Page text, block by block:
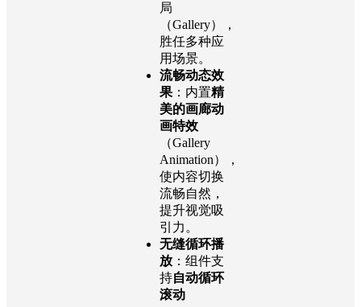
局
（Gallery），
胜任多种应
用场景。
流畅动态效
果 ：内置精
美的画廊动
画特效
（Gallery
Animation），
使内容切换
流畅自然，
提升视觉吸
引力。
无缝循环播
放 ：组件支
持自动循环
滚动